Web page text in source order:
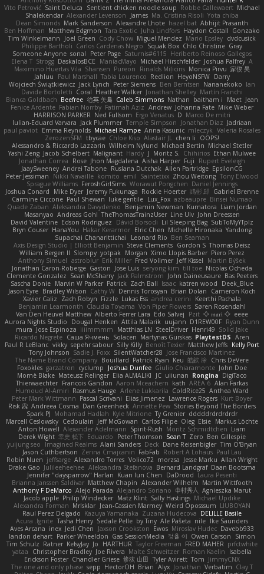
Vito Petrović Saint Deluca Sentient chicken noodle soup Robbe Callewaert Michael
Shalekendar Alexander Levenson James Ma. Cristina Risoli Yota chiba
Dean Simonds Mark Sanderson Alexandre Lhote hazel bat Abhijit Prasanth
Ben Hoffman Matthew Edgmon Tara Exotic Juha Lindfors Haydon Costall Gonzako
Tim Winkelmann
Joel Green Cody Chow Miguel Mendez Mario Epsley dvdcusick
Philippe Bartholi Carlos Cardenas Negro Squak Box Chlo Christine Gray
Someone Anyone sonal Peter Page Saturnis#6115 Heriberto Reinoso Gallegos
Elena T Strogg DaskalosBCE ManiacMayo Michael Hirschfelder Joshua Palfrey A
Maximino Huertas Vila Shansen Pureon Rinalds Miļicins Monica Pirvu 家俊 吴
Jahluu
Paul Marshall Tabia Lourenco Redlion HeyoNSFW Darry
Wojciech Świątkiewicz Jack Lynch Peter Siemens Ben Berntsen Nananekoko Ian
Davide Bortoletti Coral Heather Walker Jonathan Shelley Martín Franchi
Bianca Goldbach Beefree 治英 矢島 Caleb Simmons Nathan baitham i Maet Jean
Fenice Ardente Fabian Norrby Fatimah Aziz Andrew Johanna Fate Mike Weber
HARRISON PARKER Ned Fullsom Ergo Venatus D Marco De mitri
Iulian-Eduard Varvara Jack Plummer Temple Simpson Jonathan Diaz Jadriaan
paul paviot Emma Reynolds Michael Rampe Anna Kasunic mleczyk Valeria Rosales
ZerozenSFM tbycae Chloe Kiso Alastair JL chen li
OOPS!
Alessandro & Riccardo Lazzarin Wilhelm Nylund Michael Bertin Michael Stetler
Yashi Zeng Jacob Schelbert Malignant Hardy J Moritz S. Chihirios Ethan Mulwee
Jonathan Correa
Rose Jhon Magdalena Aisha Harper Fuji
Rupert Eveleigh
JaaySweeney Andrei Tabone Ruslana Dutchak Allen Partridge EpsilonCG
Peter Jessiman
Nikki Navaille komito emil Saintetixx Zhou Weitong Tony Elwood
Sprague Williams FeroshGirlSims Worawut Pongchen Daniel Jennings
Joshua Conard
Mike Dyer Jeremy Fukunaga Rockie Hoerter 鸿彬 邱 Gabriel Brenne
Carmine Ciccone Paul Shewan luke gentile Lux_Fox azbeaupre Binsei Numao
Quade Zaban Aleksandra Davydenko Benjamin Newman Kumatora Liam Jordan
Masanyao Andreas Gohl TheThomasTrainzUser Line Ulv John Dreessen
David Valentine Edson Rodriguez Dávid Borsodi Lil Sleeping Bag SubToMyYTplz
Bryn Couser HanaYou Hakar Kerarmor Elric Chen Michelle Hironaka Yandong
Supachai Chanarittichai
Leonard Rio Ben Seaman
Axis Design Studio | Elliott Benjamin Steve Clements Gordon S Thomas Deisz
William Bergen II Slompy yotpak Morgan Ximo Llopis Barber Piero Perez
Anthony Simuel astroblur Erik Miller Fred Vollmer Jeff Kissel
Martin Býšek
Jonathan Caron-Roberge Gaston Jose Luis seryong kim till toe Nicolas Ocheda
Clemente Gonzalez Sean McSharry Jack Palmstrom John Daineusaure Bas Peeters
Sascha Donie Marvin W Parker Patrick Zach Ball Isaac katren wood
Deek_Blue
Jason Eyre Bradley Wilson Cathy W Dennis Torosyan Brian Dolan
Cameron Koch
Xavier Caliz
Zach Robyn Fizzle Lukas Ess andrea cerini
Keerthi Pachala
Benjamin Learmonth Claudia Toyama Von Piper Flowers Søren Rosendahl
Van Den Heuvel Matthew Alberto Ferrer Lara Edo Salvej Pzit ✧ 𝔪𝔞𝔯𝔦 ✧ eeee
Aurora Nights Studio
Dougal Henken Attila Malarik uujann D1REW00F Ryan Dunn
mura Jose Espinoza iiiimmmm Matthias LN SteelDriver Henri49 Solid Jake
Ricardo Negrete Саша Ячмень Solacen Martynas Gurskas PlaytestDS Aren
Paul R LeBlanc vikky sepehr sabour Silly Killy Benoît Texier Matthew Jeffs Kelly Port
Tony Johnson Sadie J. Foxx SilentWatcher28 Jose Francisco Martinez
The Name Brand Company Bouillard Patrick Ryan Keu 皓欽 涂 Chris DeVere
Foxokles garzatron cyclump Joshua Dunfee Giulio Chiaramonte John Doe
Mornè Blake Mateusz Relinger Elia ALMALIKI JC uiiunan Rongina DigiTaco
Thierwaechter Francois Gandon Aaron Mceachern kath AREA 6 Alan Farkas
Humoud Al-Amiri Rasmus Hauge Arlene Lukkarila ColdRice25 Anthea Ward
Peter Mark Wittmann Pascal Scrivani Elias Jimenez Lawrence Rogers Kurt Boyer
Risk 📀 Andreea Cosma Dan Greenheck Annette Pew Stories Beyond The Borders
Spark PJ Mohamad Hadlah Kyle Mitrione Ty Grenier dddddrdrdrdrdr
Marcell Ceslowsky Cedoulain Jeff McGowan Carlos Filipe Oleg Elsie Markus Löchte
Anton Howell Alexander Adelmann Spirit-Rush Moritz Schmidtchen Liam
Derek Wight 幸史 松下 Eduardo Peter Thomson Sean T Zero Ben Gillespie
yuijung seo
Imagined Realms Alani Sanders Deck Dane Reisenbigler Tim O'Bryan
Jason Cuthbertson Zerina Cmajcanin FabFab Robert A Lohaus Paul Lau
Robin Nuen jeffsarge Alexandro Torres Volico72 morzsa Jesse Marku Allan Wright
Drake Gao Julileeheehee Aleksandra Stefanova Bernard Landgraf Daan Bootsma
Jennifer "daysparrow" Harlan Kuan lun Chen DaDrood Laura Pesenti
Brianna Janssen Saldivar Matthew Chapin Alexander Wilhelm Martin Wittfooth
Anthony F DeMarco Alejo Parada Alejandro Soriano 中村秀人 Agnieszka Marut
Jacob apple Philip Windecker Matz Klint Sally Hastings Michael Updike
Alexandra Forman MrIsklar Jean-Cassien Marmey Weird Oposssum LIUBOYAN
Raul Perez Delgado Kazuya Yamanaka Zuzana Hudecova DELILLE Basile
Acura .Ignite Tasha Henry Sedale Pelle by Tiny Ale Pašeta nile Ike Saunders
Aves Arcana inex Jedi Chen Jaxson Crookston Ewos Miroslav Hudec Davebb933
landon dehart Parker Wheeldon Gas SessionMedia 정율 이 Owen Carson
Simon
Tim Schulz Ratner KelsyJay Jo HARTHUR Taylor Freeman FRED MAHER prfctwhite
yataa
Christopher Bradley Joe Rivera Malte Schweitzer Roman Kaelin
Isabella
Erickson Foster Chandler Griese 修汰 山田 Tyler Avirett Tom JimmyCNX
The one and only phase sepp HectorOH Brian Alyx Jonathan Verbatim Clay T